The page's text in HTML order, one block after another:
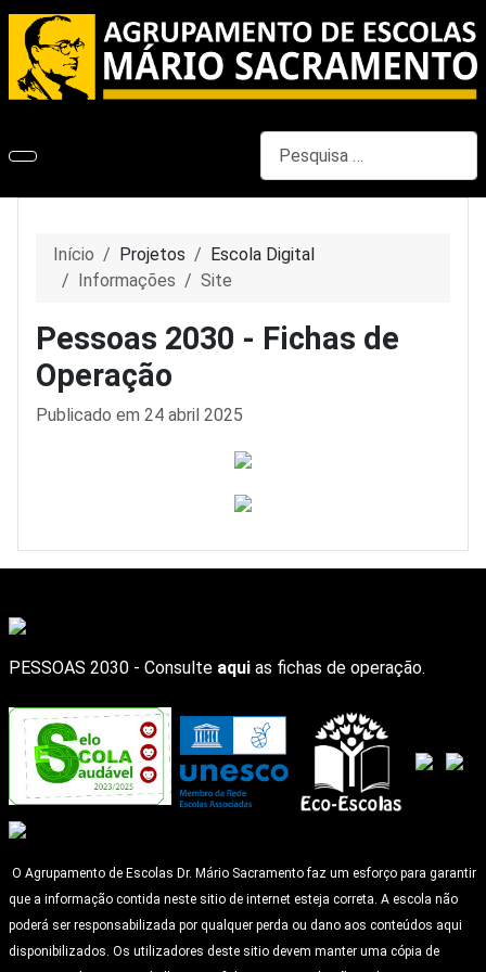
Início Projetos
Escola Digital
Informações
Site
Pessoas 2030 - Fichas de
Operação
Detalhes
Publicado em 24 abril 2025
PESSOAS 2030 - Consulte aqui as fichas de operação.
O Agrupamento de Escolas Dr. Mário Sacramento faz um esforço para garantir
que a informação contida neste sitio de internet esteja correta. A escola não
poderá ser responsabilizada por qualquer perda ou dano aos conteúdos aqui
disponibilizados. Os utilizadores deste sitio devem manter uma cópia de